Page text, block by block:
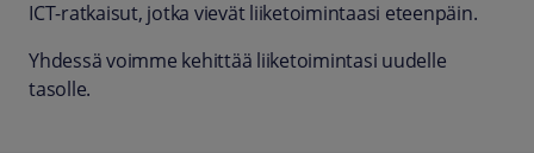
ICT-ratkaisut, jotka vievät liiketoimintaasi eteenpäin.
Yhdessä voimme kehittää liiketoimintasi uudelle
tasolle.